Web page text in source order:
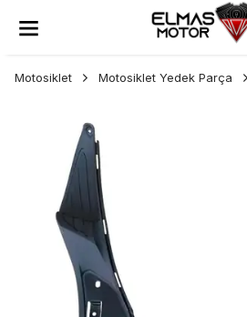
Motosiklet Motosiklet Yedek Parça